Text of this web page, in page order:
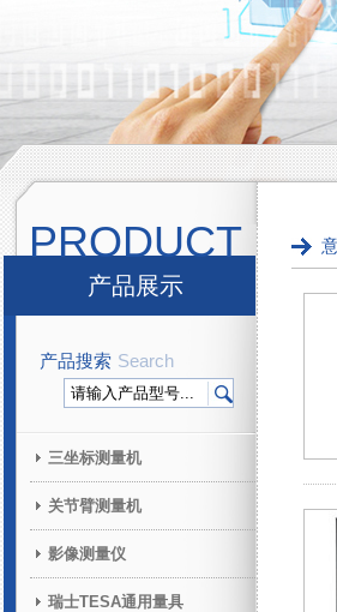
PRODUCT
产品展示
产品搜索 Search
三坐标测量机
关节臂测量机
影像测量仪
瑞士TESA通用量具